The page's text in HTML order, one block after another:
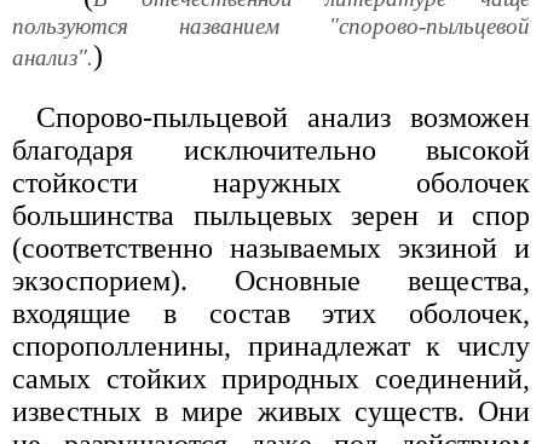
пользуются названием "спорово-пыльцевой
анализ".)
Спорово-пыльцевой анализ возможен
благодаря исключительно высокой
стойкости наружных оболочек
большинства пыльцевых зерен и спор
(соответственно называемых экзиной и
экзоспорием). Основные вещества,
входящие в состав этих оболочек,
спорополленины, принадлежат к числу
самых стойких природных соединений,
известных в мире живых существ. Они